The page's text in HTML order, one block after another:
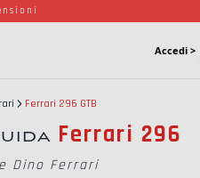
Accedi >
Ferrari 296 GTB
Ferrari 296
Dino Ferrari